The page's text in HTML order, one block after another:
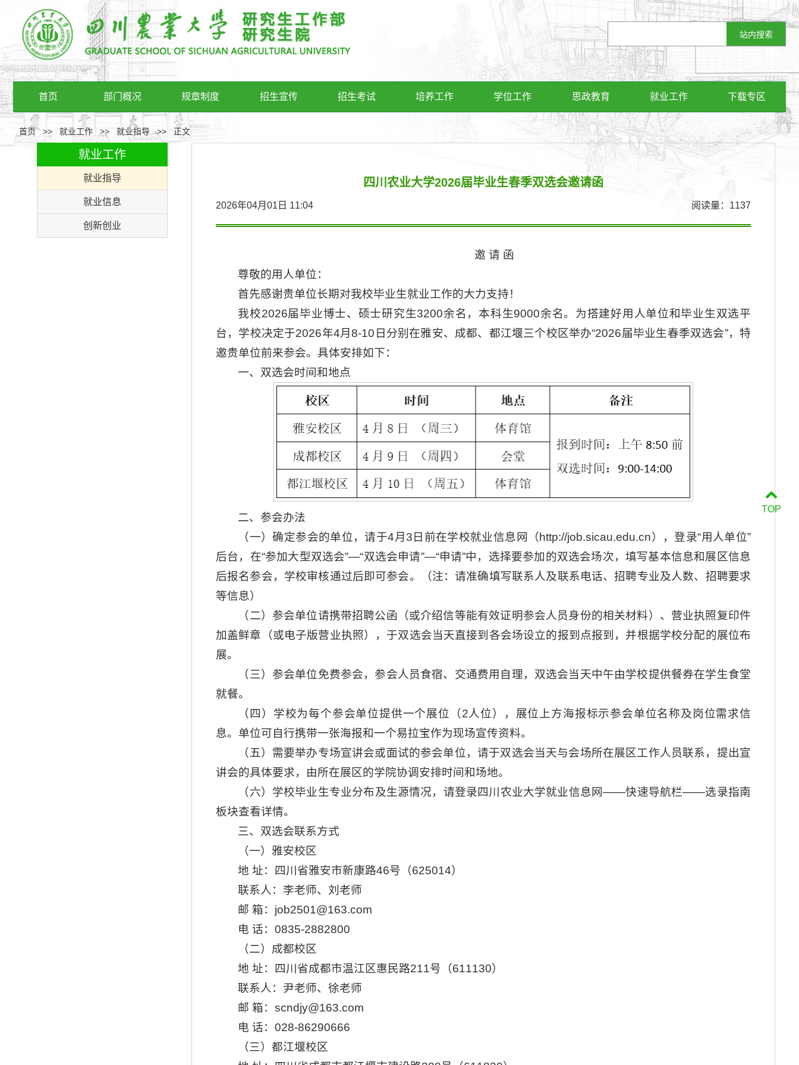
首页 部门概况 规章制度 招生宣传 招生考试 培养工作 学位工作 思政教育 就业工作 下载专区
首页>> 就业工作 >> 就业指导 >> 正文
就业工作
就业指导
就业信息
创新创业
四川农业大学2026届毕业生春季双选会邀请函
2026年04月01日 11:04 阅读量： 1137
邀 请 函
尊敬的用人单位：
首先感谢贵单位长期对我校毕业生就业工作的大力支持！
我校2026届毕业博士、硕士研究生3200余名，本科生9000余名。为搭建好用人单位和毕业生双选平
台，学校决定于2026年4月8-10日分别在雅安、成都、都江堰三个校区举办“2026届毕业生春季双选会”，特
邀贵单位前来参会。具体安排如下：
一、双选会时间和地点
二、参会办法
（一）确定参会的单位，请于4月3日前在学校就业信息网（http://job.sicau.edu.cn），登录“用人单位”
后台，在“参加大型双选会”—“双选会申请”—“申请”中，选择要参加的双选会场次，填写基本信息和展区信息
后报名参会，学校审核通过后即可参会。（注：请准确填写联系人及联系电话、招聘专业及人数、招聘要求
等信息）
（二）参会单位请携带招聘公函（或介绍信等能有效证明参会人员身份的相关材料）、营业执照复印件
加盖鲜章（或电子版营业执照），于双选会当天直接到各会场设立的报到点报到，并根据学校分配的展位布
展。
（三）参会单位免费参会，参会人员食宿、交通费用自理，双选会当天中午由学校提供餐券在学生食堂
就餐。
（四）学校为每个参会单位提供一个展位（2人位），展位上方海报标示参会单位名称及岗位需求信
息。单位可自行携带一张海报和一个易拉宝作为现场宣传资料。
（五）需要举办专场宣讲会或面试的参会单位，请于双选会当天与会场所在展区工作人员联系，提出宣
讲会的具体要求，由所在展区的学院协调安排时间和场地。
（六）学校毕业生专业分布及生源情况，请登录四川农业大学就业信息网——快速导航栏——选录指南
板块查看详情。
三、双选会联系方式
（一）雅安校区
地 址：四川省雅安市新康路46号（625014）
联系人：李老师、刘老师
邮 箱：job2501@163.com
电 话：0835-2882800
（二）成都校区
地 址：四川省成都市温江区惠民路211号（611130）
联系人：尹老师、徐老师
邮 箱：scndjy@163.com
电 话：028-86290666
（三）都江堰校区
TOP